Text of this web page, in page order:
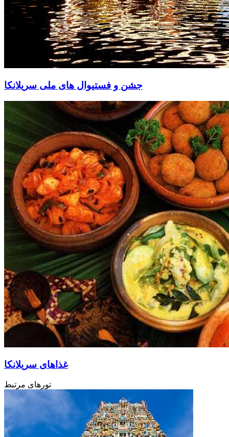
جشن و فستیوال های ملی سریلانکا
غذاهای سریلانکا
تورهای مرتبط